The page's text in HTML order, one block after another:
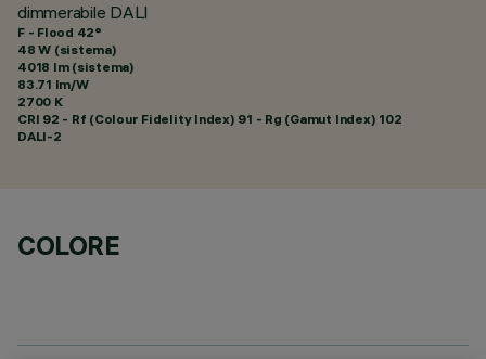
dimmerabile DALI
F - Flood 42°
48 W (sistema)
4018 lm (sistema)
83.71 lm/W
2700 K
CRI 92 - Rf (Colour Fidelity Index) 91 - Rg (Gamut Index) 102
DALI-2
COLORE